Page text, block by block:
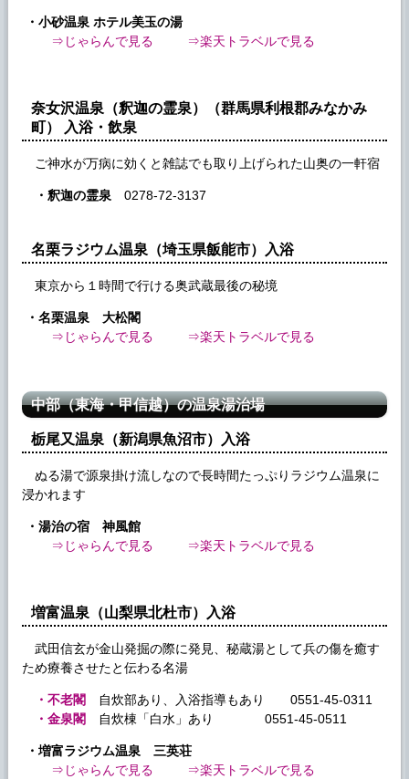
・小砂温泉 ホテル美玉の湯
⇒じゃらんで見る
⇒楽天トラベルで見る
奈女沢温泉（釈迦の霊泉）（群馬県利根郡みなかみ
町） 入浴・飲泉
ご神水が万病に効くと雑誌でも取り上げられた山奥の一軒宿
・釈迦の霊泉 0278-72-3137
名栗ラジウム温泉（埼玉県飯能市）入浴
東京から１時間で行ける奥武蔵最後の秘境
・名栗温泉 大松閣
⇒じゃらんで見る
⇒楽天トラベルで見る
中部（東海・甲信越）の温泉湯治場
栃尾又温泉（新潟県魚沼市）入浴
ぬる湯で源泉掛け流しなので長時間たっぷりラジウム温泉に
浸かれます
・湯治の宿 神風館
⇒じゃらんで見る
⇒楽天トラベルで見る
増富温泉（山梨県北杜市）入浴
武田信玄が金山発掘の際に発見、秘蔵湯として兵の傷を癒す
ため療養させたと伝わる名湯
・不老閣 自炊部あり、入浴指導もあり 0551-45-0311
・金泉閣 自炊棟「白水」あり 0551-45-0511
・増富ラジウム温泉 三英荘
⇒じゃらんで見る
⇒楽天トラベルで見る